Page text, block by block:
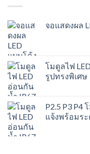
จอแสดงผล
โมดูลไฟ
รูปทรงพิเศษ
P2.5 P3 P4
แจ้งพร้อมร